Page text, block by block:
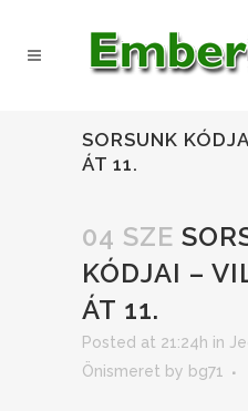
SORSUNK
ÁT 11.
04 SZE
KÓDJAI –
ÁT 11.
Posted at 21:24h in
Önismeret by bg71